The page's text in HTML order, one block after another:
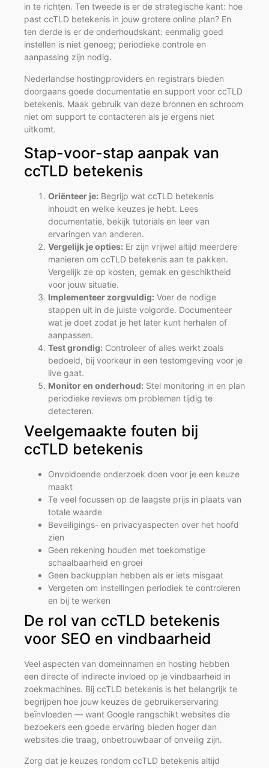
in te richten. Ten tweede is er de strategische kant: hoe
past ccTLD betekenis in jouw grotere online plan? En
ten derde is er de onderhoudskant: eenmalig goed
instellen is niet genoeg; periodieke controle en
aanpassing zijn nodig.
Nederlandse hostingproviders en registrars bieden
doorgaans goede documentatie en support voor ccTLD
betekenis. Maak gebruik van deze bronnen en schroom
niet om support te contacteren als je ergens niet
uitkomt.
Stap-voor-stap aanpak van
ccTLD betekenis
Oriënteer je: Begrijp wat ccTLD betekenis
inhoudt en welke keuzes je hebt. Lees
documentatie, bekijk tutorials en leer van
ervaringen van anderen.
Vergelijk je opties: Er zijn vrijwel altijd meerdere
manieren om ccTLD betekenis aan te pakken.
Vergelijk ze op kosten, gemak en geschiktheid
voor jouw situatie.
Implementeer zorgvuldig: Voer de nodige
stappen uit in de juiste volgorde. Documenteer
wat je doet zodat je het later kunt herhalen of
aanpassen.
Test grondig: Controleer of alles werkt zoals
bedoeld, bij voorkeur in een testomgeving voor je
live gaat.
Monitor en onderhoud: Stel monitoring in en plan
periodieke reviews om problemen tijdig te
detecteren.
Veelgemaakte fouten bij
ccTLD betekenis
Onvoldoende onderzoek doen voor je een keuze
maakt
Te veel focussen op de laagste prijs in plaats van
totale waarde
Beveiligings- en privacyaspecten over het hoofd
zien
Geen rekening houden met toekomstige
schaalbaarheid en groei
Geen backupplan hebben als er iets misgaat
Vergeten om instellingen periodiek te controleren
en bij te werken
De rol van ccTLD betekenis
voor SEO en vindbaarheid
Veel aspecten van domeinnamen en hosting hebben
een directe of indirecte invloed op je vindbaarheid in
zoekmachines. Bij ccTLD betekenis is het belangrijk te
begrijpen hoe jouw keuzes de gebruikerservaring
beïnvloeden — want Google rangschikt websites die
bezoekers een goede ervaring bieden hoger dan
websites die traag, onbetrouwbaar of onveilig zijn.
Zorg dat je keuzes rondom ccTLD betekenis altijd